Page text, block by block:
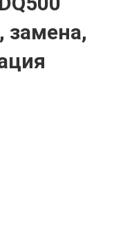
замена,